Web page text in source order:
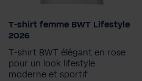
Couleur
Taille femme
XS
S M L XL
T-shirt femme BWT Lifestyle
2026
T-shirt BWT élégant en rose
pour un look lifestyle
moderne et sportif.